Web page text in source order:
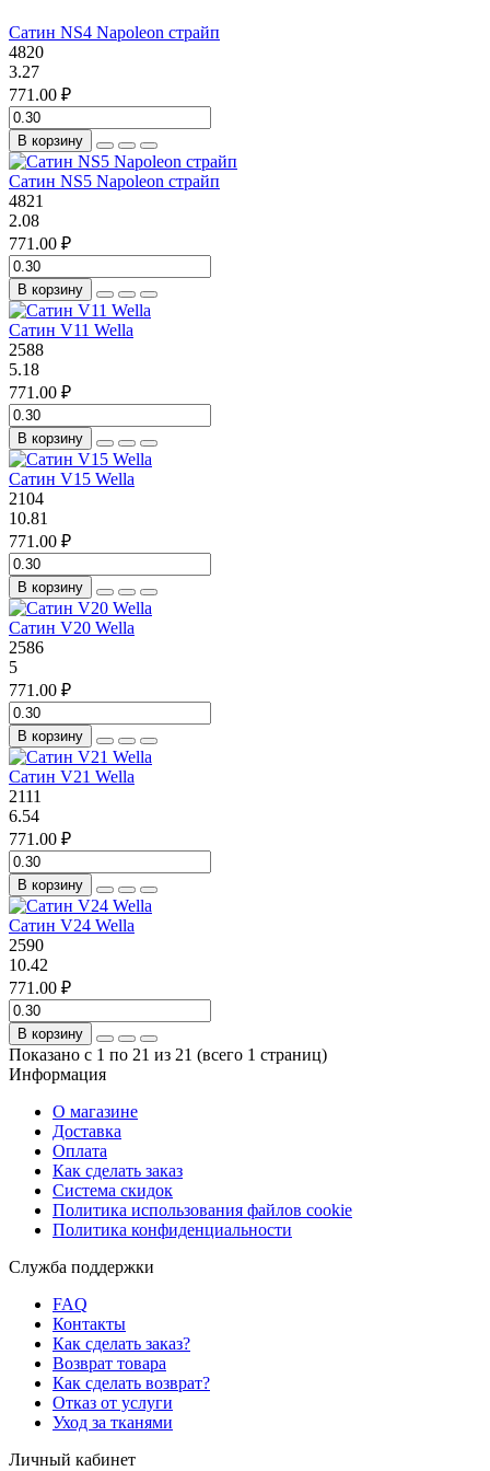
Сатин NS4 Napoleon страйп
4820
3.27
771.00 ₽
В корзину
Сатин NS5 Napoleon страйп
4821
2.08
771.00 ₽
В корзину
Сатин V11 Wella
2588
5.18
771.00 ₽
В корзину
Сатин V15 Wella
2104
10.81
771.00 ₽
В корзину
Сатин V20 Wella
2586
5
771.00 ₽
В корзину
Сатин V21 Wella
2111
6.54
771.00 ₽
В корзину
Сатин V24 Wella
2590
10.42
771.00 ₽
В корзину
Показано с 1 по 21 из 21 (всего 1 страниц)
Информация
О магазине
Доставка
Оплата
Как сделать заказ
Система скидок
Политика использования файлов cookie
Политика конфиденциальности
Служба поддержки
FAQ
Контакты
Как сделать заказ?
Возврат товара
Как сделать возврат?
Отказ от услуги
Уход за тканями
Личный кабинет